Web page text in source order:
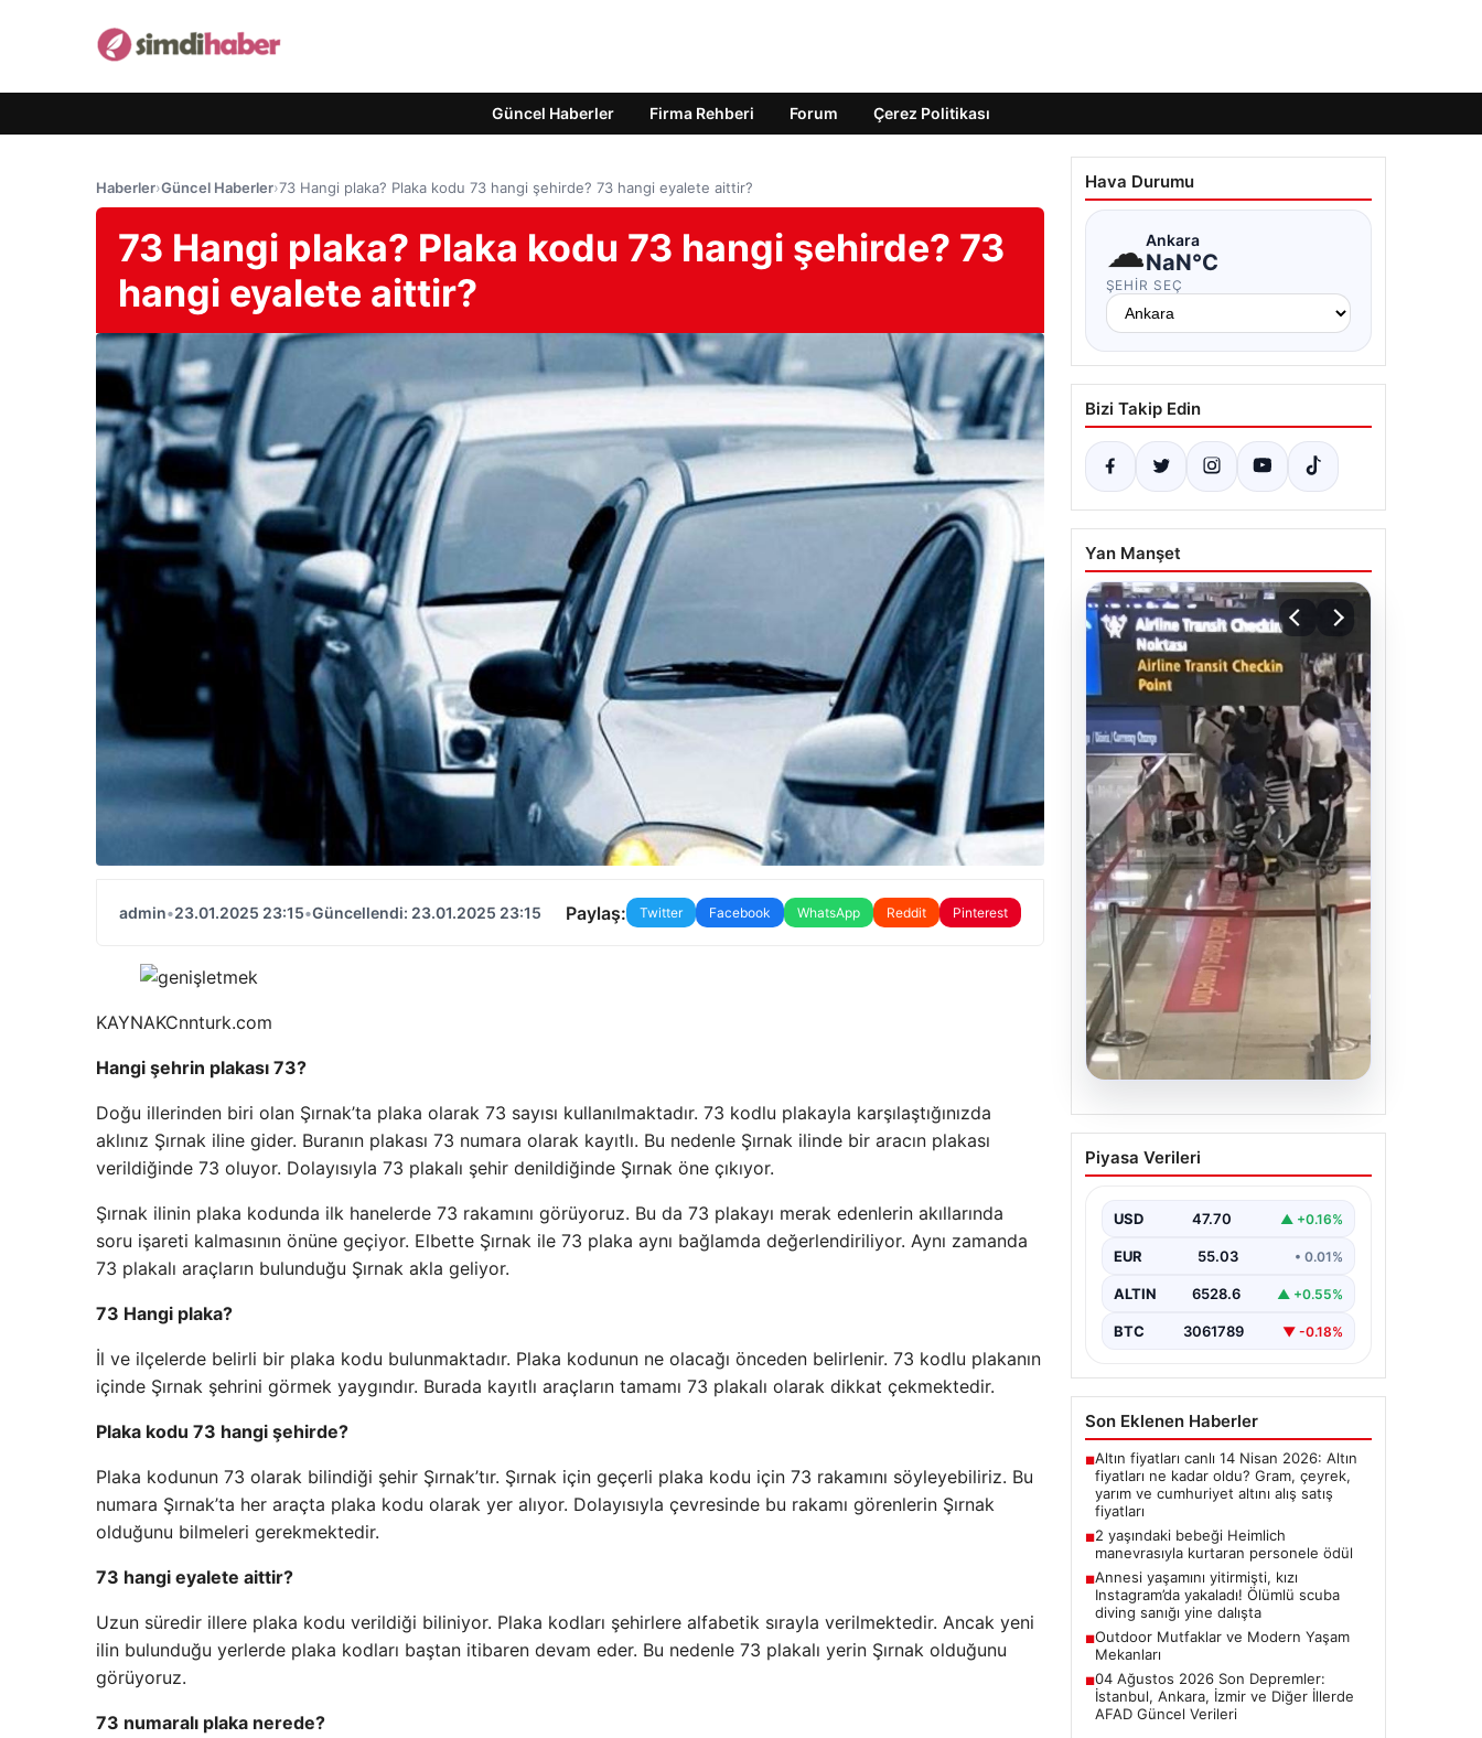
Güncel Haberler Firma Rehberi Forum Çerez Politikası
Haberler›Güncel Haberler›73 Hangi plaka? Plaka kodu 73 hangi şehirde? 73 hangi eyalete aittir?
73 Hangi plaka? Plaka kodu 73 hangi şehirde? 73
hangi eyalete aittir?
admin•23.01.2025 23:15•Güncellendi: 23.01.2025 23:15 Paylaş: Twitter Facebook WhatsApp Reddit Pinterest
KAYNAKCnnturk.com
Hangi şehrin plakası 73?
Doğu illerinden biri olan Şırnak’ta plaka olarak 73 sayısı kullanılmaktadır. 73 kodlu plakayla karşılaştığınızda
aklınız Şırnak iline gider. Buranın plakası 73 numara olarak kayıtlı. Bu nedenle Şırnak ilinde bir aracın plakası
verildiğinde 73 oluyor. Dolayısıyla 73 plakalı şehir denildiğinde Şırnak öne çıkıyor.
Şırnak ilinin plaka kodunda ilk hanelerde 73 rakamını görüyoruz. Bu da 73 plakayı merak edenlerin akıllarında
soru işareti kalmasının önüne geçiyor. Elbette Şırnak ile 73 plaka aynı bağlamda değerlendiriliyor. Aynı zamanda
73 plakalı araçların bulunduğu Şırnak akla geliyor.
73 Hangi plaka?
İl ve ilçelerde belirli bir plaka kodu bulunmaktadır. Plaka kodunun ne olacağı önceden belirlenir. 73 kodlu plakanın
içinde Şırnak şehrini görmek yaygındır. Burada kayıtlı araçların tamamı 73 plakalı olarak dikkat çekmektedir.
Plaka kodu 73 hangi şehirde?
Plaka kodunun 73 olarak bilindiği şehir Şırnak’tır. Şırnak için geçerli plaka kodu için 73 rakamını söyleyebiliriz. Bu
numara Şırnak’ta her araçta plaka kodu olarak yer alıyor. Dolayısıyla çevresinde bu rakamı görenlerin Şırnak
olduğunu bilmeleri gerekmektedir.
73 hangi eyalete aittir?
Uzun süredir illere plaka kodu verildiği biliniyor. Plaka kodları şehirlere alfabetik sırayla verilmektedir. Ancak yeni
ilin bulunduğu yerlerde plaka kodları baştan itibaren devam eder. Bu nedenle 73 plakalı yerin Şırnak olduğunu
görüyoruz.
73 numaralı plaka nerede?
Hava Durumu
☁Ankara
NaN°C
ŞEHIR SEÇ
Bizi Takip Edin
Yan Manşet
05.08.2026
2 yaşındaki bebeği
Heimlich manevrasıyla
{“title”: “2 Yaşındaki Bebeği
Görevlilere Takdir Belgesi”,
Piyasa Verileri
USD 47.70 ▲ +0.16%
EUR 55.03 • 0.01%
ALTIN 6528.6 ▲ +0.55%
BTC 3061789 ▼ -0.18%
Son Eklenen Haberler
■Altın fiyatları canlı 14 Nisan 2026: Altın
fiyatları ne kadar oldu? Gram, çeyrek,
yarım ve cumhuriyet altını alış satış
fiyatları
■2 yaşındaki bebeği Heimlich
manevrasıyla kurtaran personele ödül
■Annesi yaşamını yitirmişti, kızı
Instagram’da yakaladı! Ölümlü scuba
diving sanığı yine dalışta
■Outdoor Mutfaklar ve Modern Yaşam
Mekanları
■04 Ağustos 2026 Son Depremler:
İstanbul, Ankara, İzmir ve Diğer İllerde
AFAD Güncel Verileri